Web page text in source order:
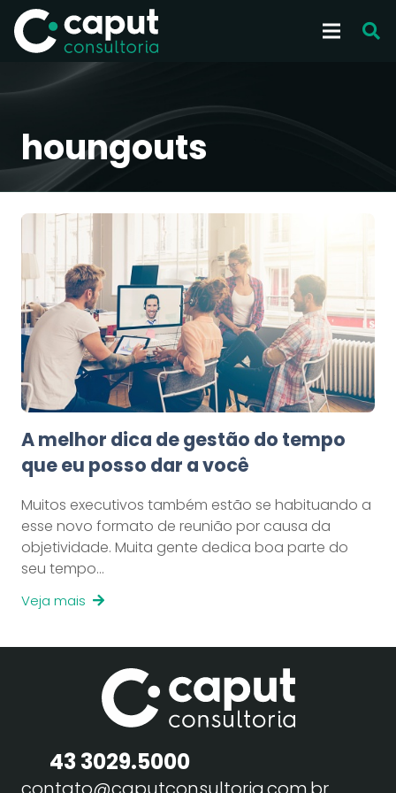
houngouts
A melhor dica de gestão do tempo
que eu posso dar a você
Muitos executivos também estão se habituando a
esse novo formato de reunião por causa da
objetividade. Muita gente dedica boa parte do
seu tempo…
Veja mais
43 3029.5000